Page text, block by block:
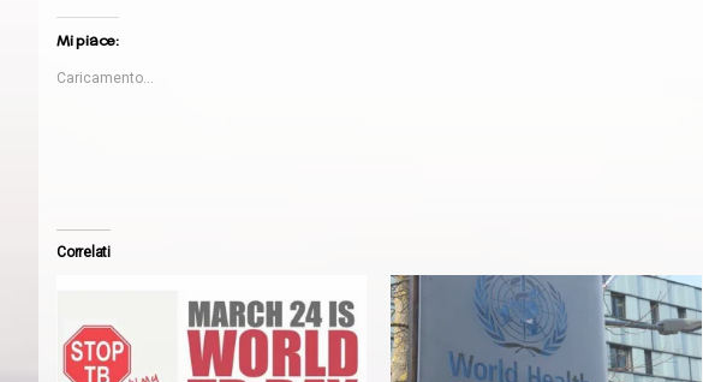
Mi piace:
Caricamento...
Correlati